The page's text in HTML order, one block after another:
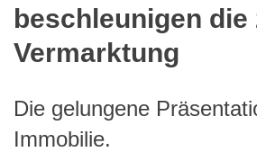
beschleunigen die
Vermarktung
Die gelungene
Immobilie.